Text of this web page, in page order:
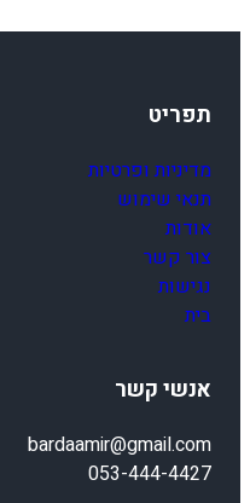
תפריט
מדיניות ופרטיות
תנאי שימוש
אודות
צור קשר
נגישות
בית
אנשי קשר
bardaamir@gmail.com
053-444-4427